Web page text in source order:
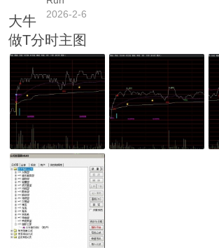
2026-2-6
大牛
做T分时主图